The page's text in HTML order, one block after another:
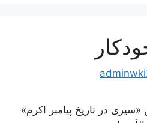
در تاریخ پیامبر اکرم»